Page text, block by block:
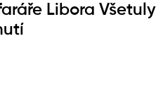
Libora Všetuly